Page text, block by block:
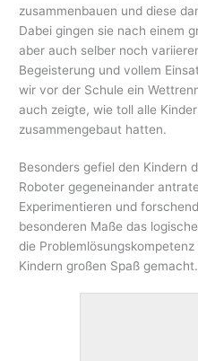
zusammenbauen und diese
Dabei gingen sie nach einem
aber auch selber noch
Begeisterung und vollem
wir vor der Schule ein
auch zeigte, wie toll alle
zusammengebaut hatten.
Besonders gefiel den Kindern
Roboter gegeneinander
Experimentieren und
besonderen Maße das
die
Kindern großen Spaß gemacht.